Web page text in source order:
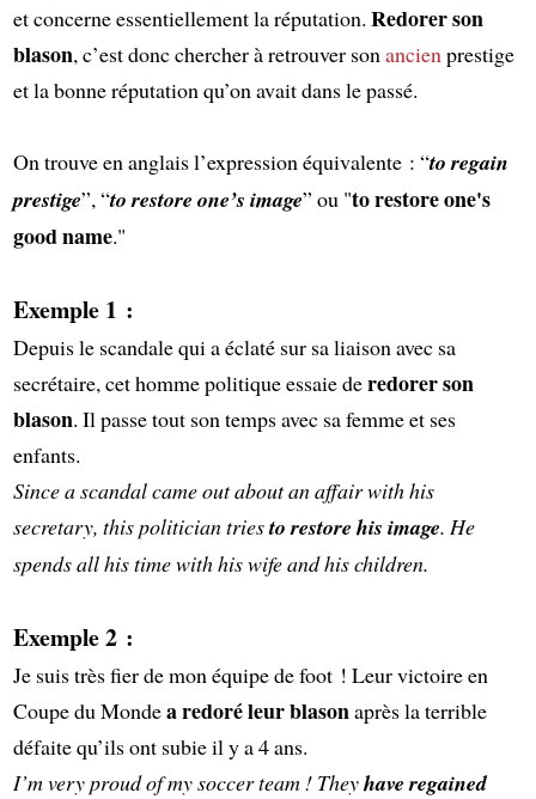
et concerne essentiellement la réputation. Redorer son
blason, c’est donc chercher à retrouver son ancien prestige
et la bonne réputation qu’on avait dans le passé.
On trouve en anglais l’expression équivalente : “to regain
prestige”, “to restore one’s image” ou "to restore one's
good name."
Exemple 1 :
Depuis le scandale qui a éclaté sur sa liaison avec sa
secrétaire, cet homme politique essaie deredorer son
blason. Il passe tout son temps avec sa femme et ses
enfants.
Since a scandal came out about an affair with his
secretary, this politician triesto restore his image. He
spends all his time with his wife and his children.
Exemple 2 :
Je suis très fier de mon équipe de foot ! Leur victoire en
Coupe du Mondea redoré leur blasonaprès la terrible
défaite qu’ils ont subie il y a 4 ans.
I’m very proud of my soccer team ! Theyhave regained